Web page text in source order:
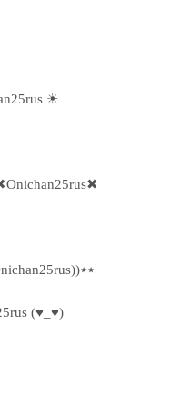
☀
٭٭((Onichan25rus))٭٭
(♥_♥)